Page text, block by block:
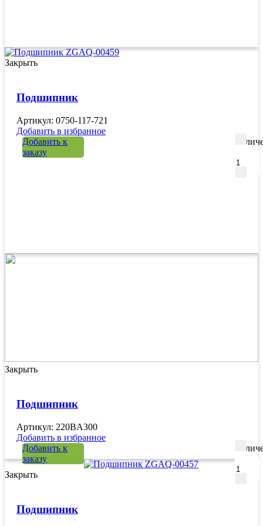
Закрыть
Подшипник
Артикул: 0750-117-721
Добавить в избранное
Добавить к
заказу
Закрыть
Подшипник
Артикул: 220BA300
Добавить в избранное
Добавить к
заказу
Закрыть
Подшипник